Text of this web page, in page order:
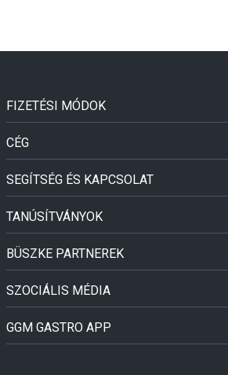
FIZETÉSI MÓDOK
CÉG
SEGÍTSÉG ÉS KAPCSOLAT
TANÚSÍTVÁNYOK
BÜSZKE PARTNEREK
SZOCIÁLIS MÉDIA
GGM GASTRO APP